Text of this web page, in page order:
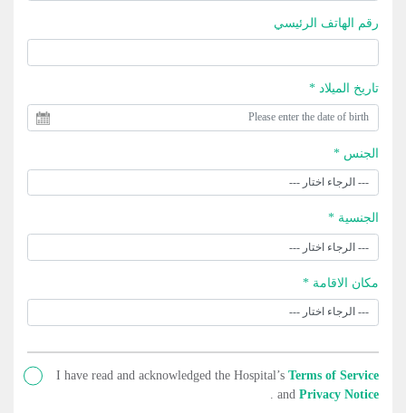
رقم الهاتف الرئيسي
تاريخ الميلاد *
الجنس *
الجنسية *
مكان الاقامة *
I have read and acknowledged the Hospital’s Terms of Service
and Privacy Notice